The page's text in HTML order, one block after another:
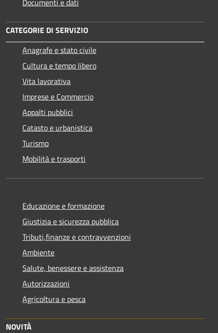
Documenti e dati
CATEGORIE DI SERVIZIO
Anagrafe e stato civile
Cultura e tempo libero
Vita lavorativa
Imprese e Commercio
Appalti pubblici
Catasto e urbanistica
Turismo
Mobilità e trasporti
Educazione e formazione
Giustizia e sicurezza pubblica
Tributi,finanze e contravvenzioni
Ambiente
Salute, benessere e assistenza
Autorizzazioni
Agricoltura e pesca
NOVITÀ